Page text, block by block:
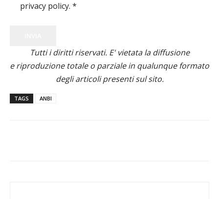
privacy policy. *
Tutti i diritti riservati. E' vietata la diffusione
e riproduzione totale o parziale in qualunque formato
degli articoli presenti sul sito.
TAGS ANBI